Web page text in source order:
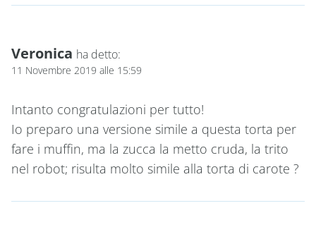
Veronica ha detto:
11 Novembre 2019 alle 15:59
Intanto congratulazioni per tutto!
Io preparo una versione simile a questa torta per
fare i muffin, ma la zucca la metto cruda, la trito
nel robot; risulta molto simile alla torta di carote ?